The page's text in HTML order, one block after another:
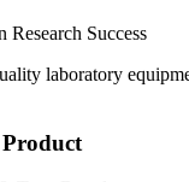
Research Success
laboratory